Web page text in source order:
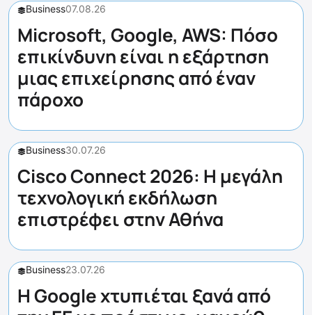
Business07.08.26
Microsoft, Google, AWS: Πόσο
επικίνδυνη είναι η εξάρτηση
μιας επιχείρησης από έναν
πάροχο
Business30.07.26
Cisco Connect 2026: Η μεγάλη
τεχνολογική εκδήλωση
επιστρέφει στην Αθήνα
Business23.07.26
Η Google χτυπιέται ξανά από